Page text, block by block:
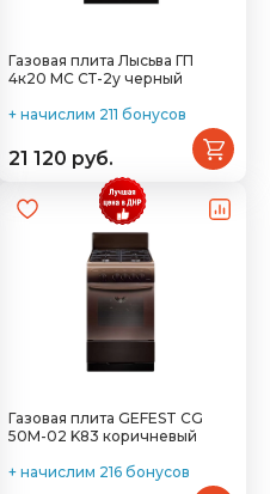
Газовая плита Лысьва ГП
4к20 МС СТ-2у черный
+ начислим 211 бонусов
21 120 руб.
Газовая плита GEFEST CG
50M-02 K83 коричневый
+ начислим 216 бонусов